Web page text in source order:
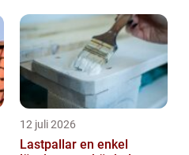
12 juli 2026
Lastpallar en enkel